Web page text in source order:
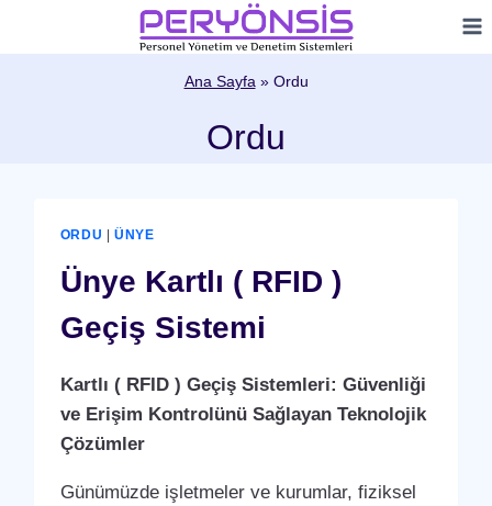
Ana Sayfa» Ordu
Ordu
ORDU | ÜNYE
Ünye Kartlı ( RFID )
Geçiş Sistemi
Kartlı ( RFID ) Geçiş Sistemleri: Güvenliği
ve Erişim Kontrolünü Sağlayan Teknolojik
Çözümler
Günümüzde işletmeler ve kurumlar, fiziksel